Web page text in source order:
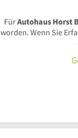
FürAutohaus Horst
worden. Wenn Sie